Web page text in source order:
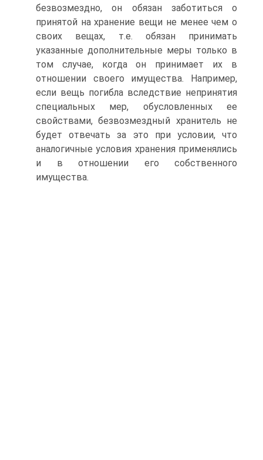
безвозмездно, он обязан заботиться о
принятой на хранение вещи не менее чем о
своих вещах, т.е. обязан принимать
указанные дополнительные меры только в
том случае, когда он принимает их в
отношении своего имущества. Например,
если вещь погибла вследствие непринятия
специальных мер, обусловленных ее
свойствами, безвозмездный хранитель не
будет отвечать за это при условии, что
аналогичные условия хранения применялись
и в отношении его собственного
имущества.